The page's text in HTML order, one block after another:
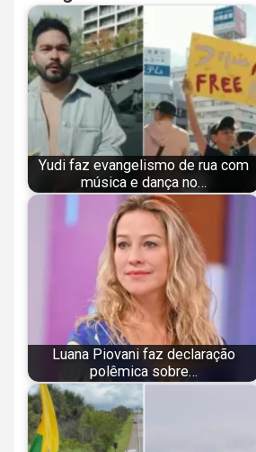
Yudi faz evangelismo de rua com
música e dança no…
Luana Piovani faz declaração
polêmica sobre…